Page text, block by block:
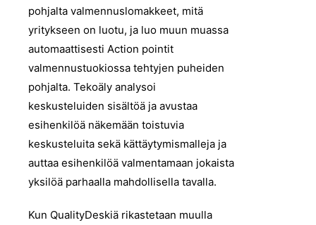
pohjalta valmennuslomakkeet, mitä
yritykseen on luotu, ja luo muun muassa
automaattisesti Action pointit
valmennustuokiossa tehtyjen puheiden
pohjalta. Tekoäly analysoi
keskusteluiden sisältöä ja avustaa
esihenkilöä näkemään toistuvia
keskusteluita sekä kättäytymismalleja ja
auttaa esihenkilöä valmentamaan jokaista
yksilöä parhaalla mahdollisella tavalla.
Kun QualityDeskiä rikastetaan muulla